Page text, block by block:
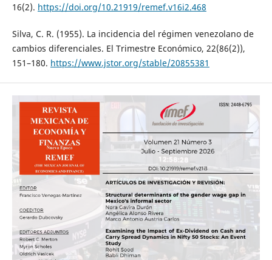
16(2). https://doi.org/10.21919/remef.v16i2.468
Silva, C. R. (1955). La incidencia del régimen venezolano de
cambios diferenciales. El Trimestre Económico, 22(86(2)),
151–180. https://www.jstor.org/stable/20855381